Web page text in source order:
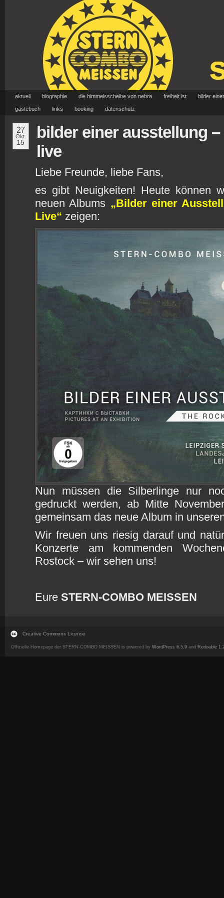
aktuell biographie die himmelsscheibe von nebra freiheit ist bilder
gästebuch links booking datenschutz
27
Okt.
15
bilder einer ausstellung
live
Liebe Freunde, liebe Fans,
es gibt Neuigkeiten! Heute können
neuen Albums „Bilder einer
Live“ zeigen:
Nun müssen die Silberlinge nur
gedruckt werden, ab Mitte
gemeinsam das neue Album in
Wir freuen uns riesig darauf und
Konzerte am kommenden
Rostock – wir sehen uns!
Eure STERN-COMBO MEISSEN
Creative Commons License
Offizielle Homepage der STERN-COMBO MEISSEN is powered by WordPress 6.5.9 and Redoable